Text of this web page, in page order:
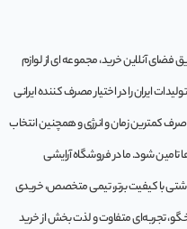
فضای آنلاین خرید، مجموعه‌ ای از لوازم
ایران را در اختیار مصرف کننده ایرانی
کمترین زمان و انرژی و همچنین انتخاب
تامین شود. ما در فروشگاه آرایشی
با کیفیت برتر، تیمی متخصص، خریدی
تجربه‌ای متفاوت و لذت بخش از خرید